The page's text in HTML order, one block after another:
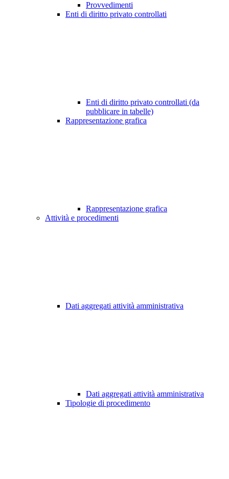
Provvedimenti
Enti di diritto privato controllati
Enti di diritto privato controllati (da
pubblicare in tabelle)
Rappresentazione grafica
Rappresentazione grafica
Attività e procedimenti
Dati aggregati attività amministrativa
Dati aggregati attività amministrativa
Tipologie di procedimento